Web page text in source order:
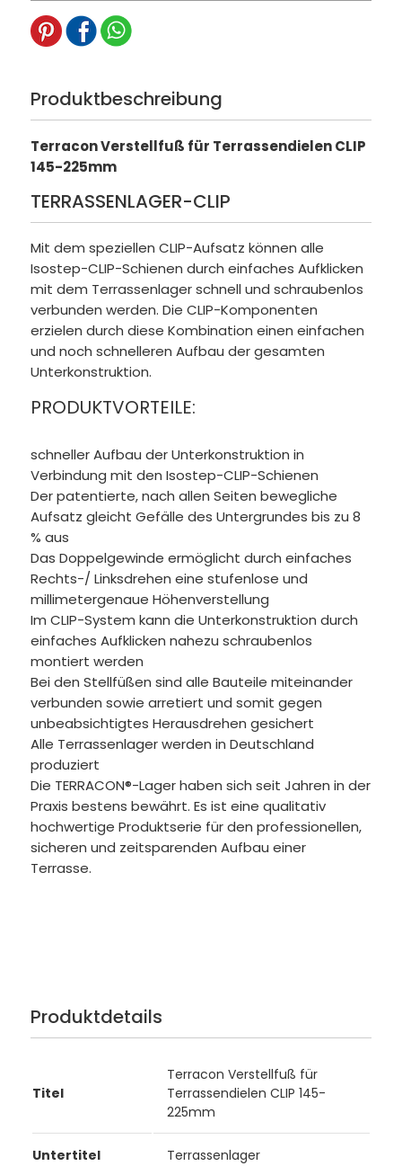
Produktbeschreibung
Terracon Verstellfuß für Terrassendielen CLIP
145-225mm
TERRASSENLAGER-CLIP
Mit dem speziellen CLIP-Aufsatz können alle
Isostep-CLIP-Schienen durch einfaches Aufklicken
mit dem Terrassenlager schnell und schraubenlos
verbunden werden. Die CLIP-Komponenten
erzielen durch diese Kombination einen einfachen
und noch schnelleren Aufbau der gesamten
Unterkonstruktion.
PRODUKTVORTEILE:
schneller Aufbau der Unterkonstruktion in
Verbindung mit den Isostep-CLIP-Schienen
Der patentierte, nach allen Seiten bewegliche
Aufsatz gleicht Gefälle des Untergrundes bis zu 8
% aus
Das Doppelgewinde ermöglicht durch einfaches
Rechts-/ Linksdrehen eine stufenlose und
millimetergenaue Höhenverstellung
Im CLIP-System kann die Unterkonstruktion durch
einfaches Aufklicken nahezu schraubenlos
montiert werden
Bei den Stellfüßen sind alle Bauteile miteinander
verbunden sowie arretiert und somit gegen
unbeabsichtigtes Herausdrehen gesichert
Alle Terrassenlager werden in Deutschland
produziert
Die TERRACON®-Lager haben sich seit Jahren in der
Praxis bestens bewährt. Es ist eine qualitativ
hochwertige Produktserie für den professionellen,
sicheren und zeitsparenden Aufbau einer
Terrasse.
Produktdetails
Titel
Terracon Verstellfuß für
Terrassendielen CLIP 145-
225mm
Untertitel Terrassenlager